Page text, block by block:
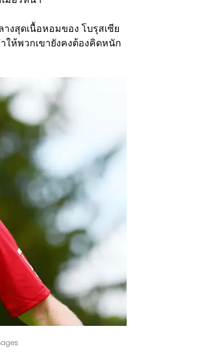
งสุดเนื้อหอมของ โบรุสเซีย
ห้พวกเขายังคงต้องคิดหนัก